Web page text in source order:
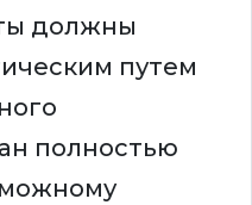
должны
путем
полностью